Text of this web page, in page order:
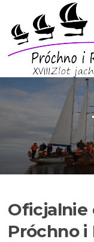
content
Oficjalnie
Próchno i